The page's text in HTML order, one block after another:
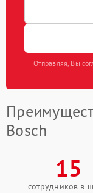
Отправляя, Вы
Bosch
15
сотрудников в